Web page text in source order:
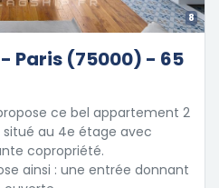
8
Paris (75000) - 65
propose ce bel appartement 2
au 4e étage avec
copropriété.
ainsi : une entrée donnant